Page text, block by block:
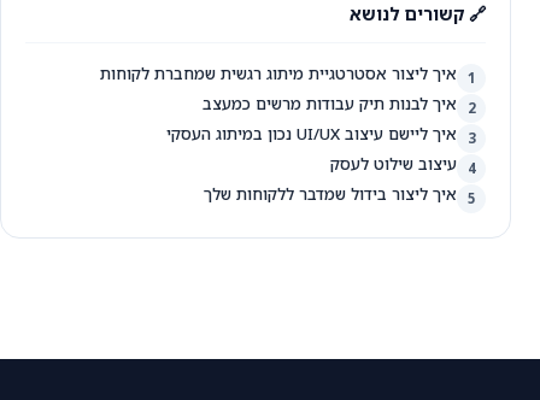
🔗 קשורים לנושא
1 איך ליצור אסטרטגיית מיתוג רגשית שמחברת לקוחות
2 איך לבנות תיק עבודות מרשים כמעצב
3 איך ליישם עיצוב UI/UX נכון במיתוג העסקי
4 עיצוב שילוט לעסק
5 איך ליצור בידול שמדבר ללקוחות שלך